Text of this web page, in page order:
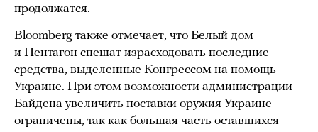
продолжатся.
Bloomberg также отмечает, что Белый дом
и Пентагон спешат израсходовать последние
средства, выделенные Конгрессом на помощь
Украине. При этом возможности администрации
Байдена увеличить поставки оружия Украине
ограничены, так как большая часть оставшихся